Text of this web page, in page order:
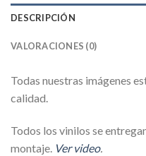
DESCRIPCIÓN
VALORACIONES (0)
Todas nuestras imágenes
calidad.
Todos los vinilos se
montaje. Ver video.